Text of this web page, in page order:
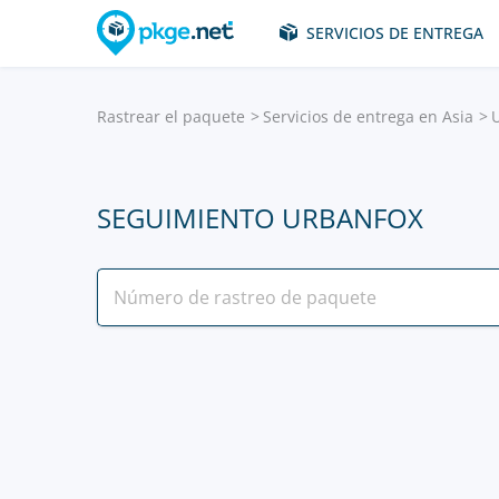
SERVICIOS DE ENTREGA
Rastrear el paquete Servicios de entrega en Asia
SEGUIMIENTO URBANFOX